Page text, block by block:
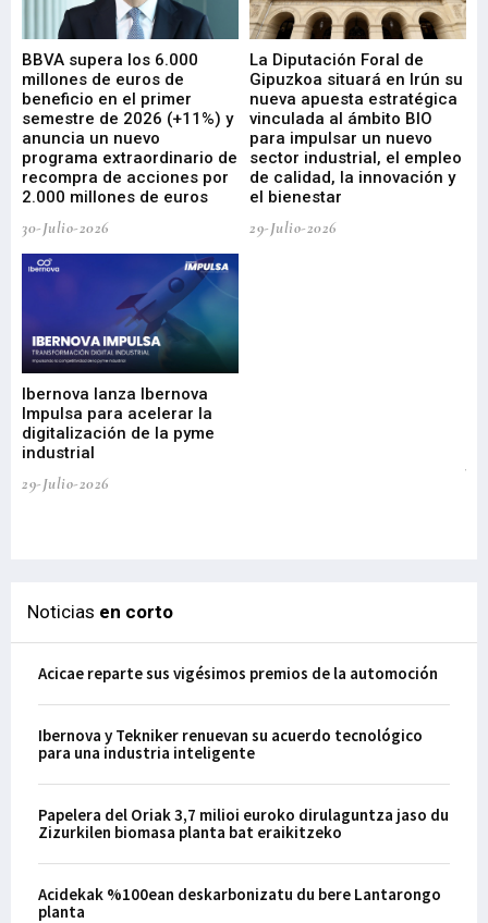
BBVA supera los 6.000
millones de euros de
beneficio en el primer
semestre de 2026 (+11%) y
anuncia un nuevo
programa extraordinario de
recompra de acciones por
2.000 millones de euros
30-Julio-2026
La Diputación Foral de
Gipuzkoa situará en Irún su
nueva apuesta estratégica
vinculada al ámbito BIO
para impulsar un nuevo
sector industrial, el empleo
de calidad, la innovación y
el bienestar
29-Julio-2026
Ibernova lanza Ibernova
Impulsa para acelerar la
digitalización de la pyme
industrial
29-Julio-2026
Noticias en corto
Acicae reparte sus vigésimos premios de la automoción
Ibernova y Tekniker renuevan su acuerdo tecnológico
para una industria inteligente
Papelera del Oriak 3,7 milioi euroko dirulaguntza jaso du
Zizurkilen biomasa planta bat eraikitzeko
Acidekak %100ean deskarbonizatu du bere Lantarongo
planta